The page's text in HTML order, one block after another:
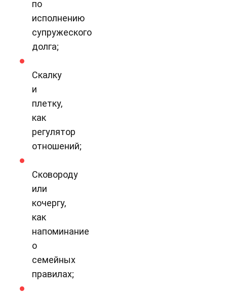
по
исполнению
супружеского
долга;
Скалку
и
плетку,
как
регулятор
отношений;
Сковороду
или
кочергу,
как
напоминание
о
семейных
правилах;